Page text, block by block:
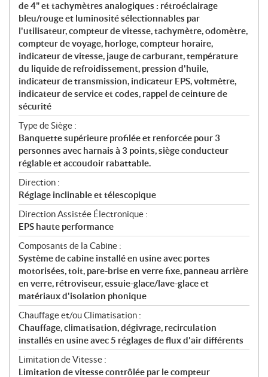
de 4" et tachymètres analogiques : rétroéclairage
bleu/rouge et luminosité sélectionnables par
l'utilisateur, compteur de vitesse, tachymètre, odomètre,
compteur de voyage, horloge, compteur horaire,
indicateur de vitesse, jauge de carburant, température
du liquide de refroidissement, pression d'huile,
indicateur de transmission, indicateur EPS, voltmètre,
indicateur de service et codes, rappel de ceinture de
sécurité
Type de Siège :
Banquette supérieure profilée et renforcée pour 3
personnes avec harnais à 3 points, siège conducteur
réglable et accoudoir rabattable.
Direction :
Réglage inclinable et télescopique
Direction Assistée Électronique :
EPS haute performance
Composants de la Cabine :
Système de cabine installé en usine avec portes
motorisées, toit, pare-brise en verre fixe, panneau arrière
en verre, rétroviseur, essuie-glace/lave-glace et
matériaux d'isolation phonique
Chauffage et/ou Climatisation :
Chauffage, climatisation, dégivrage, recirculation
installés en usine avec 5 réglages de flux d'air différents
Limitation de Vitesse :
Limitation de vitesse contrôlée par le compteur